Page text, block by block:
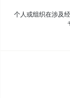
个人或组织在涉及